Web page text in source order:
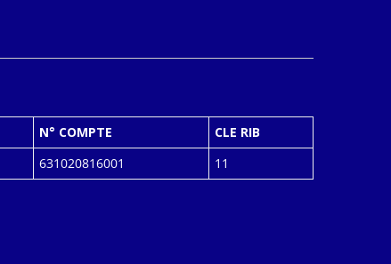
N° COMPTE
CLE RIB
631020816001 11